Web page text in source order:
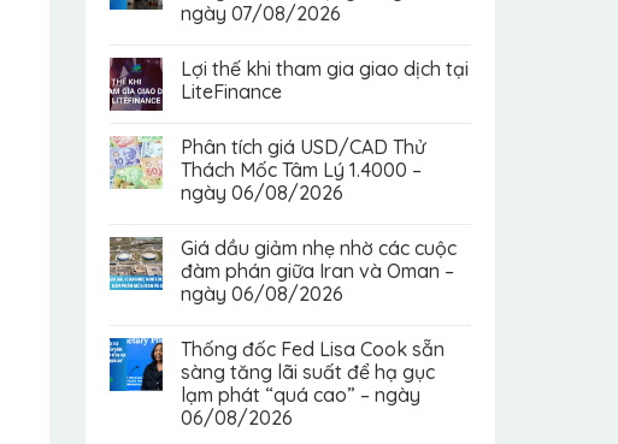
ngày 07/08/2026
Lợi thế khi tham gia giao dịch tại
LiteFinance
Phân tích giá USD/CAD Thử
Thách Mốc Tâm Lý 1.4000 –
ngày 06/08/2026
Giá dầu giảm nhẹ nhờ các cuộc
đàm phán giữa Iran và Oman –
ngày 06/08/2026
Thống đốc Fed Lisa Cook sẵn
sàng tăng lãi suất để hạ gục
lạm phát “quá cao” – ngày
06/08/2026